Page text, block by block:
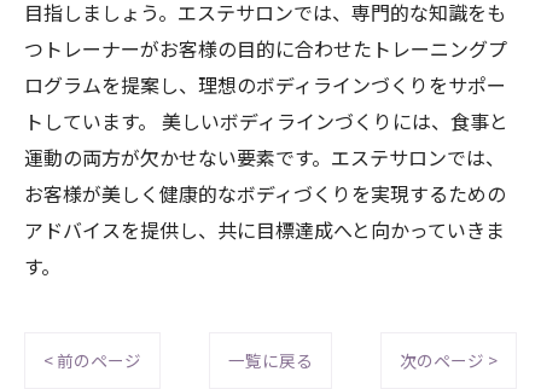
目指しましょう。エステサロンでは、専門的な知識をも
つトレーナーがお客様の目的に合わせたトレーニングプ
ログラムを提案し、理想のボディラインづくりをサポー
トしています。 美しいボディラインづくりには、食事と
運動の両方が欠かせない要素です。エステサロンでは、
お客様が美しく健康的なボディづくりを実現するための
アドバイスを提供し、共に目標達成へと向かっていきま
す。
< 前のページ 一覧に戻る 次のページ >